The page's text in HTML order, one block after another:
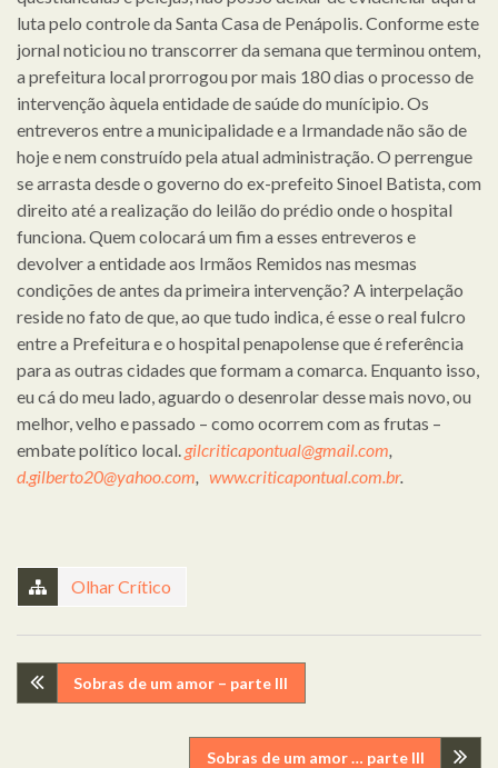
luta pelo controle da Santa Casa de Penápolis. Conforme este
jornal noticiou no transcorrer da semana que terminou ontem,
a prefeitura local prorrogou por mais 180 dias o processo de
intervenção àquela entidade de saúde do munícipio. Os
entreveros entre a municipalidade e a Irmandade não são de
hoje e nem construído pela atual administração. O perrengue
se arrasta desde o governo do ex-prefeito Sinoel Batista, com
direito até a realização do leilão do prédio onde o hospital
funciona. Quem colocará um fim a esses entreveros e
devolver a entidade aos Irmãos Remidos nas mesmas
condições de antes da primeira intervenção? A interpelação
reside no fato de que, ao que tudo indica, é esse o real fulcro
entre a Prefeitura e o hospital penapolense que é referência
para as outras cidades que formam a comarca. Enquanto isso,
eu cá do meu lado, aguardo o desenrolar desse mais novo, ou
melhor, velho e passado – como ocorrem com as frutas –
embate político local. gilcriticapontual@gmail.com
d.gilberto20@yahoo.com
www.criticapontual.com.br.
Olhar Crítico
Navegação
Sobras de um amor – parte III
Sobras de um amor … parte III